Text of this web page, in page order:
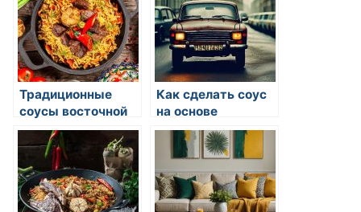
Традиционные
соусы восточной
кухни
Как сделать соус
на основе
майонеза